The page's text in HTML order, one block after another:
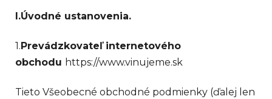
I.Úvodné ustanovenia.
1. Prevádzkovateľ internetového
obchodu https://www.vinujeme.sk
Tieto Všeobecné obchodné podmienky (ďalej len